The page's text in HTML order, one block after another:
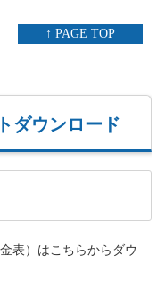
↑ PAGE TOP
ダウンロード
表）はこちらからダウ